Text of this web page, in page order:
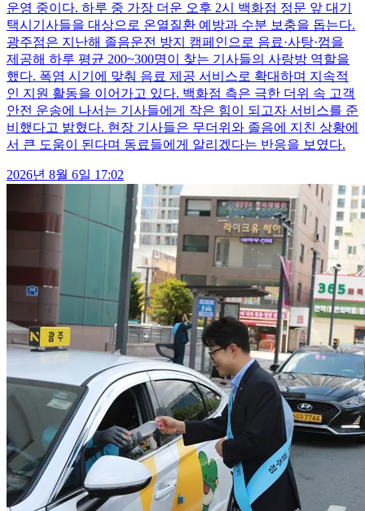
운영 중이다. 하루 중 가장 더운 오후 2시 백화점 정문 앞 대기
택시기사들을 대상으로 온열질환 예방과 수분 보충을 돕는다.
광주점은 지난해 졸음운전 방지 캠페인으로 음료·사탕·껌을
제공해 하루 평균 200~300명이 찾는 기사들의 사랑방 역할을
했다. 폭염 시기에 맞춰 음료 제공 서비스로 확대하며 지속적
인 지원 활동을 이어가고 있다. 백화점 측은 극한 더위 속 고객
안전 운송에 나서는 기사들에게 작은 힘이 되고자 서비스를 준
비했다고 밝혔다. 현장 기사들은 무더위와 졸음에 지친 상황에
서 큰 도움이 된다며 동료들에게 알리겠다는 반응을 보였다.
2026년 8월 6일 17:02